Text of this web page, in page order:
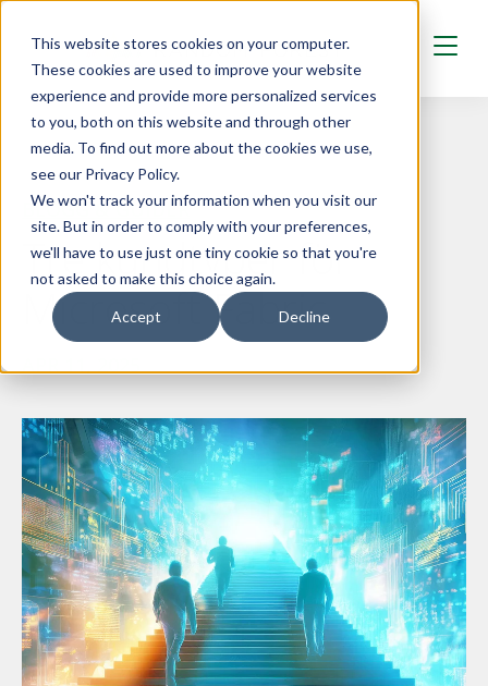
This website stores cookies on your computer.
These cookies are used to improve your website
experience and provide more personalized services
to you, both on this website and through other
media. To find out more about the cookies we use,
see our Privacy Policy.
We won't track your information when you visit our
site. But in order to comply with your preferences,
we'll have to use just one tiny cookie so that you're
not asked to make this choice again.
Accept Decline
BLOGG & GUIDER
Tre kundtyper för
Microsoft Fabric
APR 11, 2025